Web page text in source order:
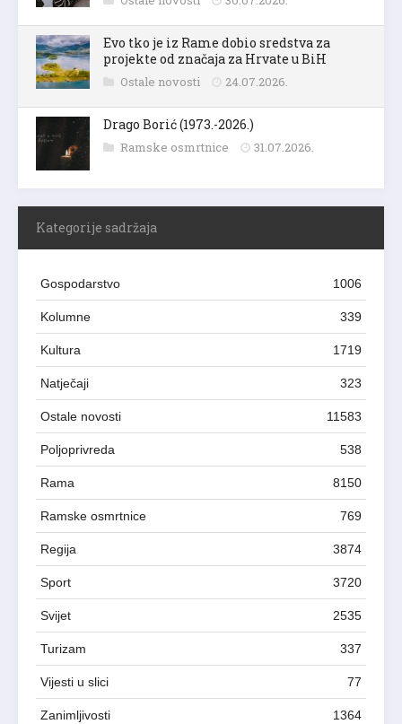
Evo tko je iz Rame dobio sredstva za
projekte od značaja za Hrvate u BiH
Ostale novosti 24.07.2026.
Drago Borić (1973.-2026.)
Ramske osmrtnice 31.07.2026.
Kategorije sadržaja
Gospodarstvo 1006
Kolumne 339
Kultura 1719
Natječaji 323
Ostale novosti 11583
Poljoprivreda 538
Rama 8150
Ramske osmrtnice 769
Regija 3874
Sport 3720
Svijet 2535
Turizam 337
Vijesti u slici 77
Zanimljivosti 1364